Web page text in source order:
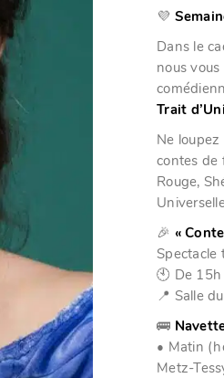
💜
Dans le
nous
Trait
Ne
contes de
Rouge,
🎉 «
Spectacle
🕙 De
📍 Salle
🚌
• Matin
Metz-